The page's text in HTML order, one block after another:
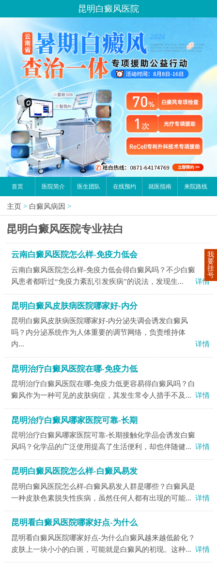
昆明白癜风医院
首页 医院简介 医生团队 在线预约 就医指南 来院路线
主页 > 白癜风病因 >
昆明白癜风医院专业祛白
云南白癜风医院怎么样-免疫力低会
云南白癜风医院怎么样-免疫力低会得白癜风吗？不少白癜
风患者都听过“免疫力紊乱引发疾病”的说法，发现生...
详情
昆明白癜风皮肤病医院哪家好-内分
昆明白癜风皮肤病医院哪家好-内分泌失调会诱发白癜风
吗？内分泌系统作为人体重要的调节网络，负责维持体
内...
详情
昆明治疗白癜风医院在哪-免疫力低
昆明治疗白癜风医院在哪-免疫力低更容易得白癜风吗？白
癜风作为一种可见的皮肤病症，其发生常令人措手不及... 详情
昆明治疗白癜风哪家医院可靠-长期
昆明治疗白癜风哪家医院可靠-长期接触化学品会诱发白癜
风吗？化学品的广泛使用提高了生活便利，却也伴随健... 详情
昆明白癜风医院怎么样-白癜风易发
昆明白癜风医院怎么样-白癜风易发人群是哪些？白癜风是
一种皮肤色素脱失性疾病，虽然任何人都有出现的可能... 详情
昆明看白癜风医院哪家好点-为什么
昆明看白癜风医院哪家好点-为什么白癜风越来越低龄化？
皮肤上一块小小的白斑，可能就是白癜风的初现。这种... 详情
我
要
挂
号